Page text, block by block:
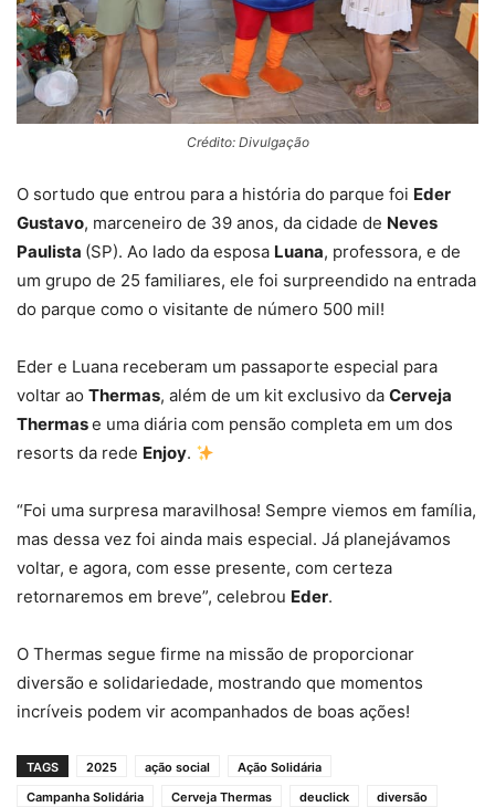
Crédito: Divulgação
O sortudo que entrou para a história do parque foi Eder
Gustavo, marceneiro de 39 anos, da cidade de Neves
Paulista (SP). Ao lado da esposa Luana, professora, e de
um grupo de 25 familiares, ele foi surpreendido na entrada
do parque como o visitante de número 500 mil!
Eder e Luana receberam um passaporte especial para
voltar ao Thermas, além de um kit exclusivo da Cerveja
Thermase uma diária com pensão completa em um dos
resorts da rede Enjoy.
“Foi uma surpresa maravilhosa! Sempre viemos em família,
mas dessa vez foi ainda mais especial. Já planejávamos
voltar, e agora, com esse presente, com certeza
retornaremos em breve”, celebrou Eder. ️
O Thermas segue firme na missão de proporcionar
diversão e solidariedade, mostrando que momentos
incríveis podem vir acompanhados de boas ações!
TAGS 2025 ação social
Ação Solidária
Campanha Solidária
Cerveja Thermas deuclick diversão